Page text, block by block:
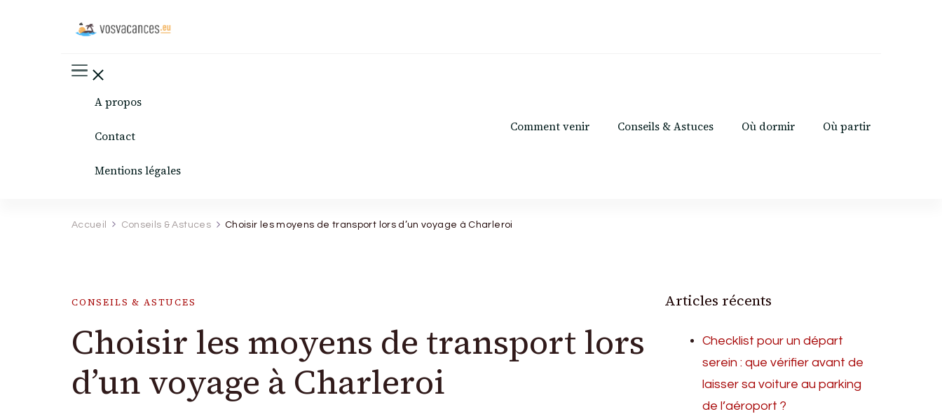
A propos
Contact
Mentions légales
Comment venir Conseils & Astuces Où dormir Où partir
Accueil Conseils & Astuces Choisir les moyens de transport lors d’un voyage à Charleroi
CONSEILS & ASTUCES
Choisir les moyens de transport lors
d’un voyage à Charleroi
Articles récents
Checklist pour un départ
serein : que vérifier avant de
laisser sa voiture au parking
de l’aéroport ?